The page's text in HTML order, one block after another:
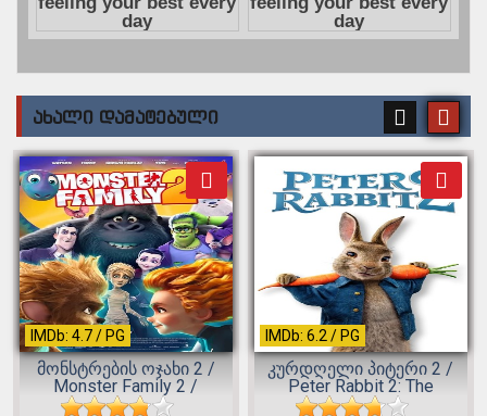
ᲐᲮᲐᲚᲘ ᲓᲐᲛᲐᲢᲔᲑᲣᲚᲘ
IMDb: 4.7 / PG
მონსტრების ოჯახი 2 /
Monster Family 2 /
Monstrebis ...
IMDb: 6.2 / PG
კურდღელი პიტერი 2 /
Peter Rabbit 2: The
Runaway...